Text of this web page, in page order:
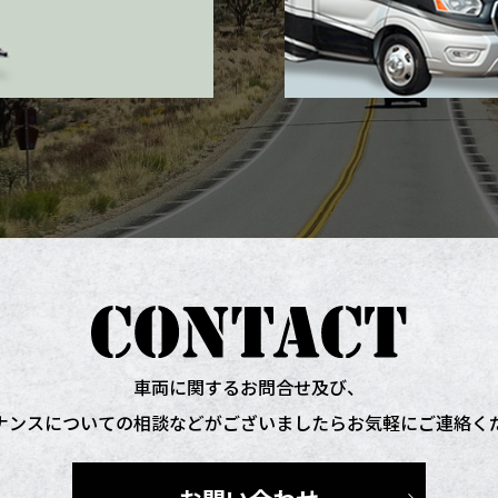
車両に関するお問合せ及び、
ンスについての相談などがございましたらお気軽にご連絡く